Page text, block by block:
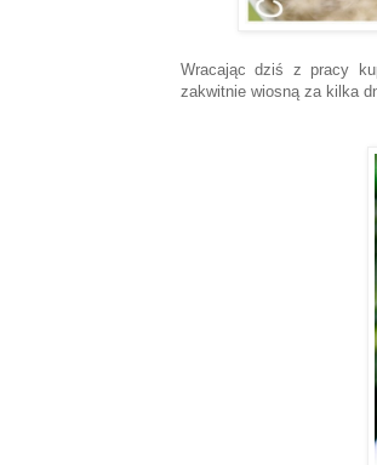
Wracając dziś z pracy
zakwitnie wiosną za kilka